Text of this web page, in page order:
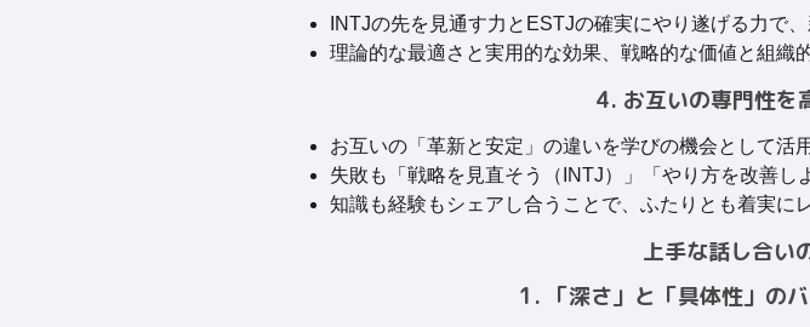
INTJの先を見通す力とESTJの確実にやり遂げる力で
理論的な最適さと実用的な効果、戦略的な価値と組織
4. お互いの専門性を
お互いの「革新と安定」の違いを学びの機会として活
失敗も「戦略を見直そう（INTJ）」「やり方を改善し
知識も経験もシェアし合うことで、ふたりとも着実に
上手な話し合い
1. 「深さ」と「具体性」の